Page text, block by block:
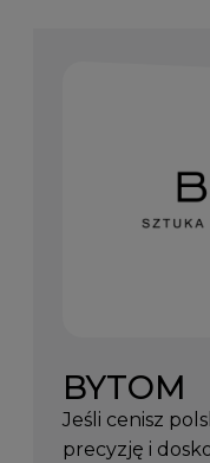
BYTOM
Jeśli cenisz
precyzję i